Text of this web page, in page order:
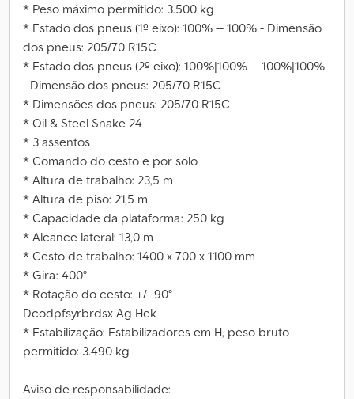
* Peso máximo permitido: 3.500 kg
* Estado dos pneus (1º eixo): 100% -- 100% - Dimensão
dos pneus: 205/70 R15C
* Estado dos pneus (2º eixo): 100%|100% -- 100%|100%
- Dimensão dos pneus: 205/70 R15C
* Dimensões dos pneus: 205/70 R15C
* Oil & Steel Snake 24
* 3 assentos
* Comando do cesto e por solo
* Altura de trabalho: 23,5 m
* Altura de piso: 21,5 m
* Capacidade da plataforma: 250 kg
* Alcance lateral: 13,0 m
* Cesto de trabalho: 1400 x 700 x 1100 mm
* Gira: 400°
* Rotação do cesto: +/- 90°
Dcodpfsyrbrdsx Ag Hek
* Estabilização: Estabilizadores em H, peso bruto
permitido: 3.490 kg
Aviso de responsabilidade: